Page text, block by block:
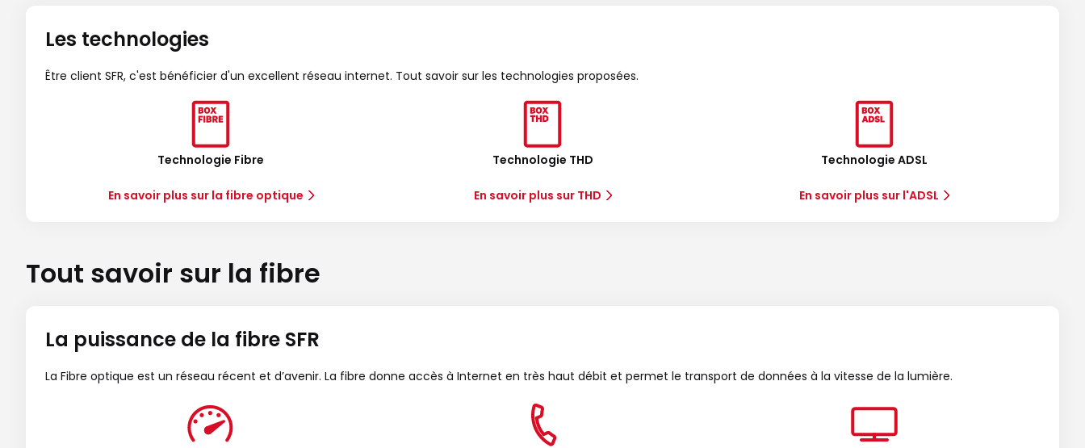
Les technologies
Être client SFR, c'est bénéficier d'un excellent réseau internet. Tout savoir sur les technologies proposées.
Technologie Fibre
En savoir plus sur la fibre optique
Technologie THD
En savoir plus sur THD
Technologie ADSL
En savoir plus sur l'ADSL
Tout savoir sur la fibre
La puissance de la fibre SFR
La Fibre optique est un réseau récent et d’avenir. La fibre donne accès à Internet en très haut débit et permet le transport de données à la vitesse de la lumière.